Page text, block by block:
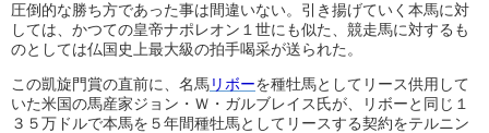
圧倒的な勝ち方であった事は間違いない。引き揚げていく本馬に対
しては、かつての皇帝ナポレオン１世にも似た、競走馬に対するも
のとしては仏国史上最大級の拍手喝采が送られた。
この凱旋門賞の直前に、名馬リボーを種牡馬としてリース供用して
いた米国の馬産家ジョン・Ｗ・ガルブレイス氏が、リボーと同じ１
３５万ドルで本馬を５年間種牡馬としてリースする契約をテルニン